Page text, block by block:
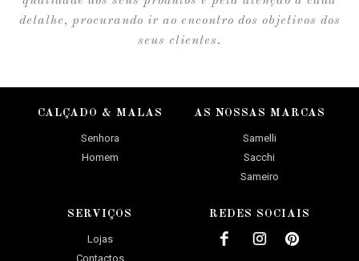
detalhe, procurando ir ao encontro dos objetivos dos
seus clientes.
CALÇADO & MALAS
Senhora
Homem
AS NOSSAS MARCAS
Samelli
Sacchi
Sameiro
SERVIÇOS
Lojas
Contactos
REDES SOCIAIS